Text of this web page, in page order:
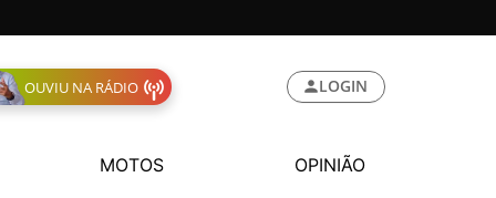
OUVIU NA RÁDIO LOGIN
MOTOS OPINIÃO